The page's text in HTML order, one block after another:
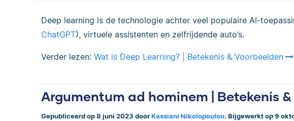
Deep learning is de technologie achter veel populaire AI-
ChatGPT), virtuele assistenten en zelfrijdende auto’s.
Verder lezen: Wat is Deep Learning? | Betekenis & Voorbeelden
Argumentum ad hominem | Betekenis
Gepubliceerd op 8 juni 2023 door Kassiani Nikolopoulou. Bijgewerkt op 9